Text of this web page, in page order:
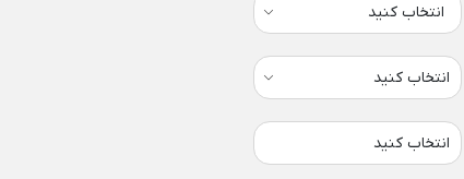
انتخاب کنید
انتخاب کنید